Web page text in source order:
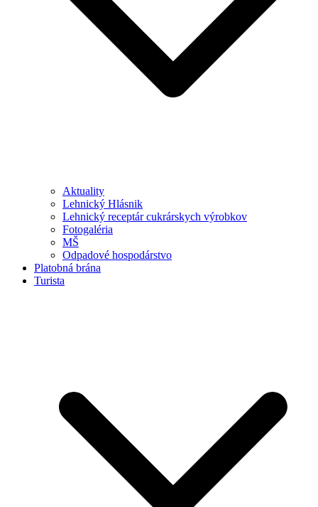
Aktuality
Lehnický Hlásnik
Lehnický receptár cukrárskych výrobkov
Fotogaléria
MŠ
Odpadové hospodárstvo
Platobná brána
Turista